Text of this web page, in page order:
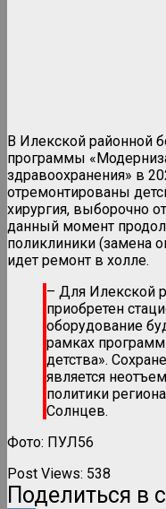
В Илекской районной
программы
здравоохранения» в
отремонтированы
хирургия, выборочно
данный момент
поликлиники (замена
идет ремонт в холле.
– Для Илекской
приобретен
оборудование
рамках
детства».
является
политики
Солнцев.
Фото: ПУЛ56
Post Views: 538
Поделиться в